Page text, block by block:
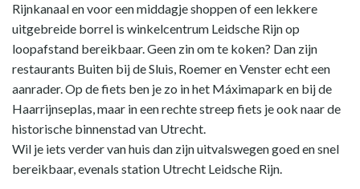
Rijnkanaal en voor een middagje shoppen of een lekkere
uitgebreide borrel is winkelcentrum Leidsche Rijn op
loopafstand bereikbaar. Geen zin om te koken? Dan zijn
restaurants Buiten bij de Sluis, Roemer en Venster echt een
aanrader. Op de fiets ben je zo in het Máximapark en bij de
Haarrijnseplas, maar in een rechte streep fiets je ook naar de
historische binnenstad van Utrecht.
Wil je iets verder van huis dan zijn uitvalswegen goed en snel
bereikbaar, evenals station Utrecht Leidsche Rijn.